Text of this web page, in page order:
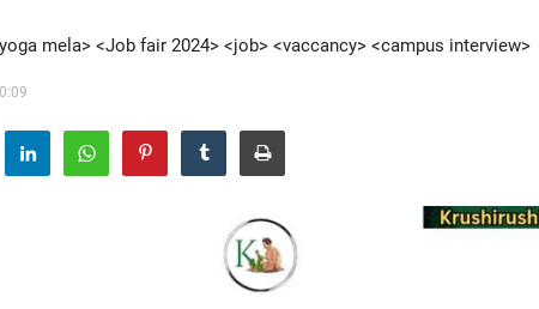
mela> <Job fair 2024> <job> <vaccancy> <campus interview>